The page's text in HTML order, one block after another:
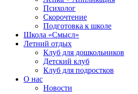
Психолог
Скорочтение
Подготовка к школе
Школа «Смысл»
Летний отдых
Клуб для дошкольников
Детский клуб
Клуб для подростков
О нас
Новости